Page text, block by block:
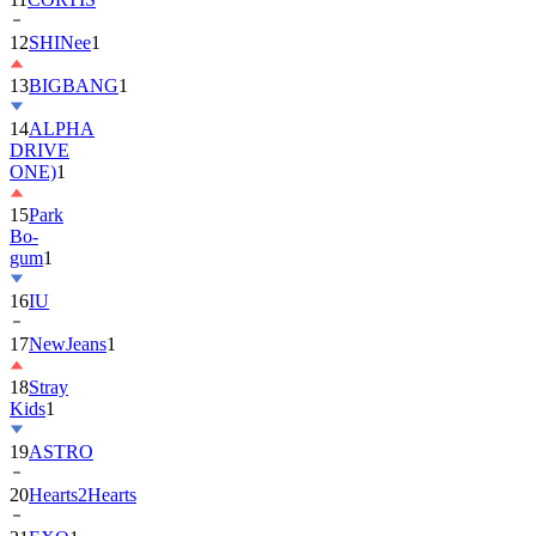
13BIGBANG
14ALPHA
DRIVE
ONE)1
15Park
Bo-
gum1
16IU
17NewJeans
18Stray
Kids
19ASTRO
20Hearts2Hearts
21EXO1